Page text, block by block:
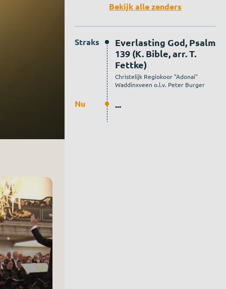
Bekijk alle zenders
Straks
Everlasting God, Psalm
139 (K. Bible, arr. T.
Fettke)
Christelijk Regiokoor "Adonai"
Waddinxveen o.l.v. Peter Burger
Nu ...